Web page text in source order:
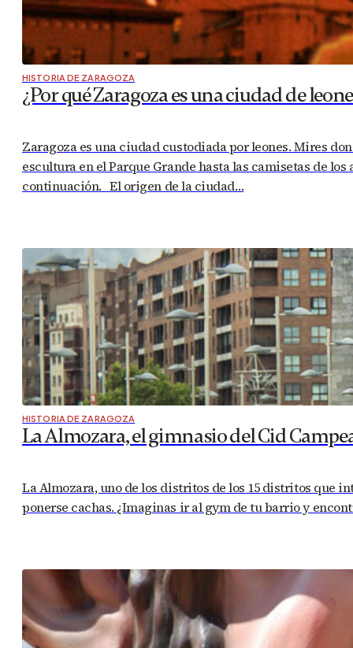
HISTORIA DE ZARAGOZA
¿Por qué Zaragoza es una ciudad de
Zaragoza es una ciudad custodiada por leones. Mires
escultura en el Parque Grande hasta las camisetas de
continuación. El origen de la ciudad…
HISTORIA DE ZARAGOZA
La Almozara, el gimnasio del Cid
La Almozara, uno de los distritos de los 15 distritos que
ponerse cachas. ¿Imaginas ir al gym de tu barrio y